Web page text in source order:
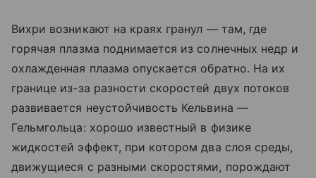
Вихри возникают на краях гранул — там, где
горячая плазма поднимается из солнечных недр и
охлажденная плазма опускается обратно. На их
границе из-за разности скоростей двух потоков
развивается неустойчивость Кельвина —
Гельмгольца: хорошо известный в физике
жидкостей эффект, при котором два слоя среды,
движущиеся с разными скоростями, порождают